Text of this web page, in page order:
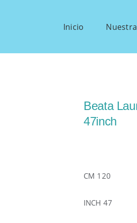
Inicio
Beata
47inch
CM 120
INCH 47